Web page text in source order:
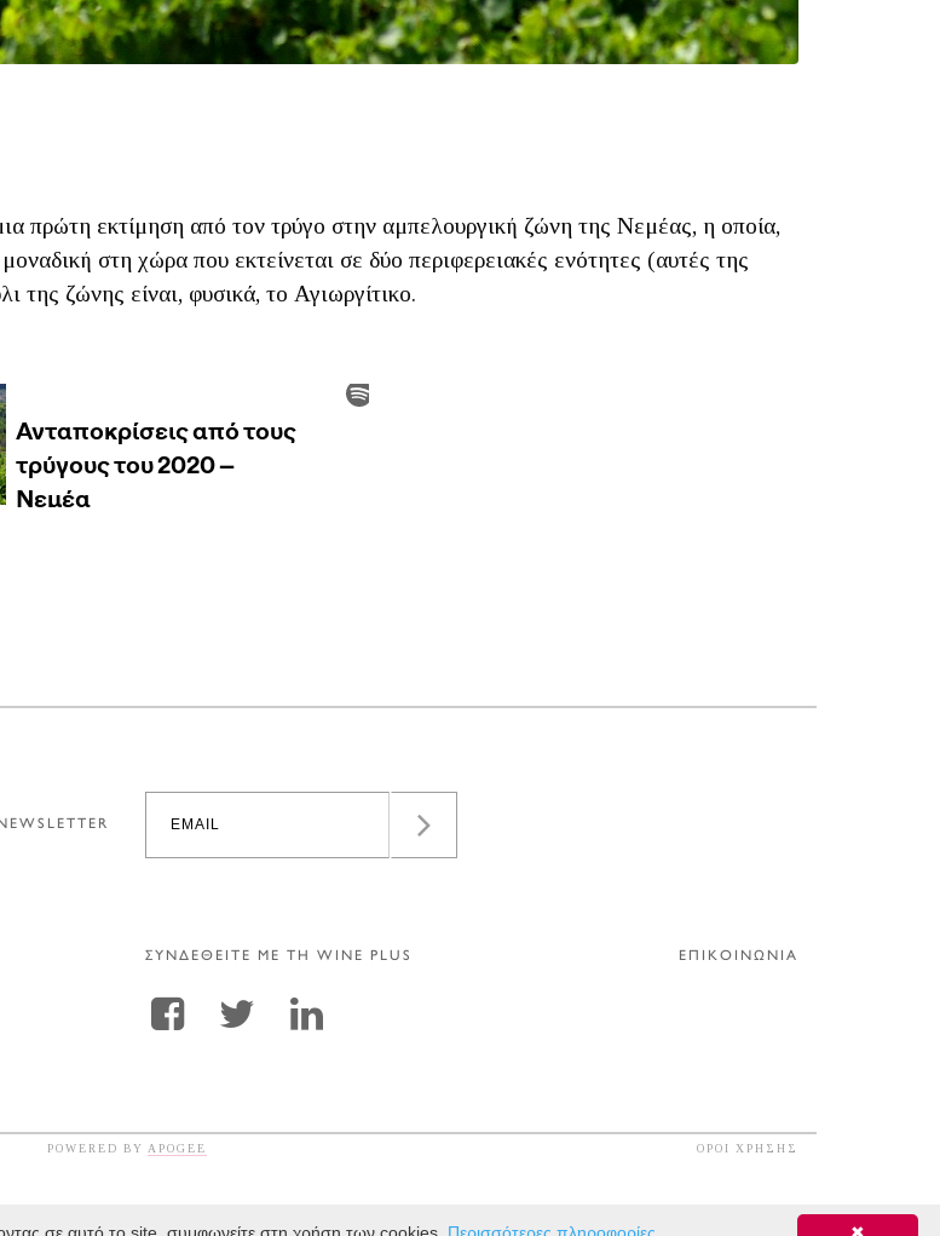
πρώτη εκτίμηση από τον τρύγο στην αμπελουργική ζώνη της Νεμέας, η οποία,
στη χώρα που εκτείνεται σε δύο περιφερειακές ενότητες (αυτές της
της ζώνης είναι, φυσικά, το Αγιωργίτικο.
ΣΥΝΔΕΘΕΙΤΕ ΜΕ ΤΗ WINE PLUS ΕΠΙΚΟΙΝΩΝΙΑ
POWERED BY APOGEE ΟΡΟΙ ΧΡΗΣΗΣ